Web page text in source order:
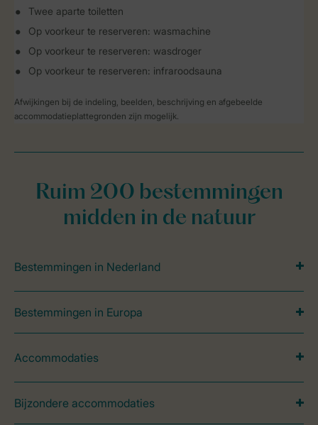
Twee aparte toiletten
Op voorkeur te reserveren: wasmachine
Op voorkeur te reserveren: wasdroger
Op voorkeur te reserveren: infraroodsauna
Afwijkingen bij de indeling, beelden, beschrijving en afgebeelde
accommodatieplattegronden zijn mogelijk.
Ruim 200 bestemmingen
midden in de natuur
Bestemmingen in Nederland
Bestemmingen in Europa
Accommodaties
Bijzondere accommodaties